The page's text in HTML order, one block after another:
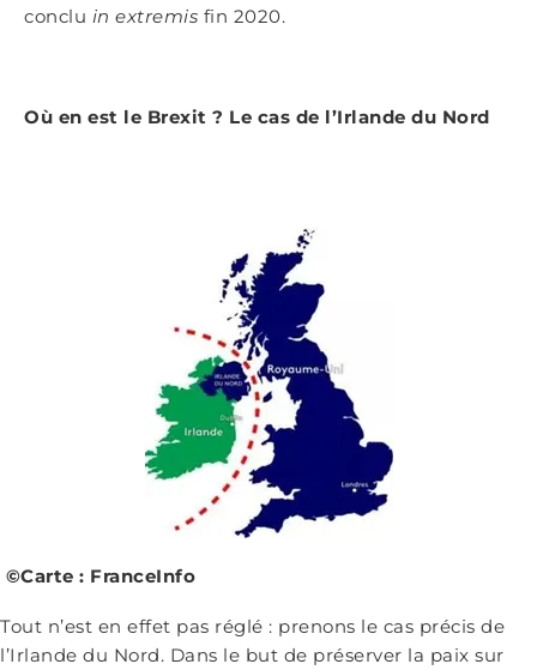
conclu in extremis fin 2020.
Où en est le Brexit ? Le cas de l’Irlande du Nord
©Carte : FranceInfo
Tout n’est en effet pas réglé : prenons le cas précis de
l’Irlande du Nord. Dans le but de préserver la paix sur